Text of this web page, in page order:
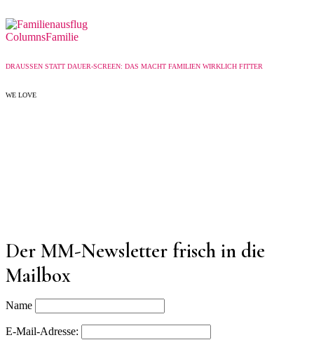
ColumnsFamilie
DRAUSSEN STATT DAUER-SCREEN: DAS MACHT FAMILIEN WIRKLICH FITTER
WE LOVE
Der MM-Newsletter frisch in die
Mailbox
Name
E-Mail-Adresse: